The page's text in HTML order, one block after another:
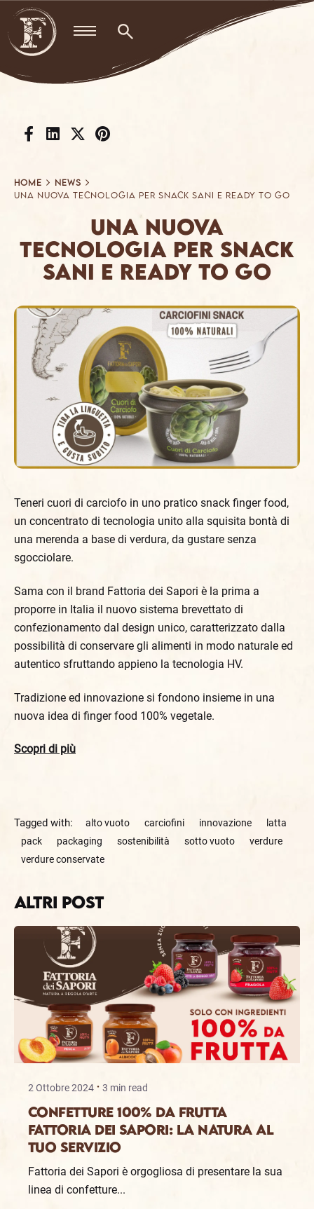
Skip
content
Home
News
UNA NUOVA TECNOLOGIA PER SNACK SANI E READY TO GO
UNA NUOVA
TECNOLOGIA PER SNACK
SANI E READY TO GO
Teneri cuori di carciofo in uno pratico snack finger food,
un concentrato di tecnologia unito alla squisita bontà di
una merenda a base di verdura, da gustare senza
sgocciolare.
Sama con il brand Fattoria dei Sapori è la prima a
proporre in Italia il nuovo sistema brevettato di
confezionamento dal design unico, caratterizzato dalla
possibilità di conservare gli alimenti in modo naturale ed
autentico sfruttando appieno la tecnologia HV.
Tradizione ed innovazione si fondono insieme in una
nuova idea di finger food 100% vegetale.
Scopri di più
Tagged with: alto vuoto carciofini innovazione
latta
pack
packaging sostenibilità sotto vuoto
verdure
verdure conservate
Altri Post
2 Ottobre 2024 3 min read
Confetture 100% da Frutta
Fattoria dei Sapori: La Natura al
Tuo Servizio
Fattoria dei Sapori è orgogliosa di presentare la sua
linea di confetture...